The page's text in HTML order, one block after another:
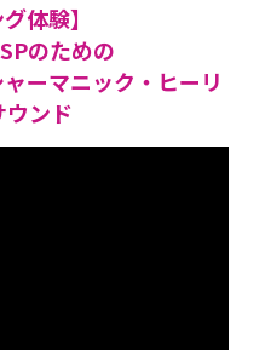
体験】
のための
ーマニック・ヒーリ
ウンド